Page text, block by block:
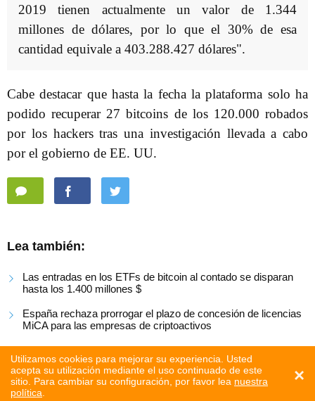
Utilizamos cookies para mejorar su experiencia. Usted
acepta su utilización mediante el uso continuado de este
sitio. Para cambiar su configuración, por favor lea nuestra
política
×
2019 tienen actualmente un valor de 1.344
millones de dólares, por lo que el 30% de esa
cantidad equivale a 403.288.427 dólares".
Cabe destacar que hasta la fecha la plataforma solo ha
podido recuperar 27 bitcoins de los 120.000 robados
por los hackers tras una investigación llevada a cabo
por el gobierno de EE. UU.
Lea también:
Las entradas en los ETFs de bitcoin al contado se disparan
hasta los 1.400 millones $
España rechaza prorrogar el plazo de concesión de licencias
MiCA para las empresas de criptoactivos
El bitcoin cae por debajo de los 61.000 dólares